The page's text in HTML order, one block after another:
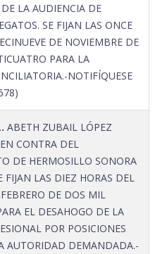
LA AUDIENCIA DE
SE FIJAN LAS ONCE
DE NOVIEMBRE DE
PARA LA
NOTIFÍQUESE
ABETH ZUBAIL LÓPEZ
CONTRA DEL
DE HERMOSILLO SONORA
FIJAN LAS DIEZ HORAS DEL
DE DOS MIL
EL DESAHOGO DE LA
POR POSICIONES
AUTORIDAD DEMANDADA.-